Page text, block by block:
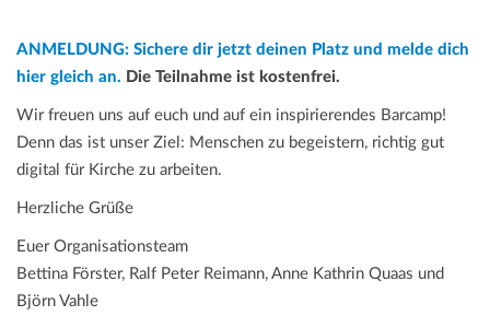
ANMELDUNG: Sichere dir jetzt deinen Platz und melde dich
hier gleich an. Die Teilnahme ist kostenfrei.
Wir freuen uns auf euch und auf ein inspirierendes Barcamp!
Denn das ist unser Ziel: Menschen zu begeistern, richtig gut
digital für Kirche zu arbeiten.
Herzliche Grüße
Euer Organisationsteam
Bettina Förster, Ralf Peter Reimann, Anne Kathrin Quaas und
Björn Vahle